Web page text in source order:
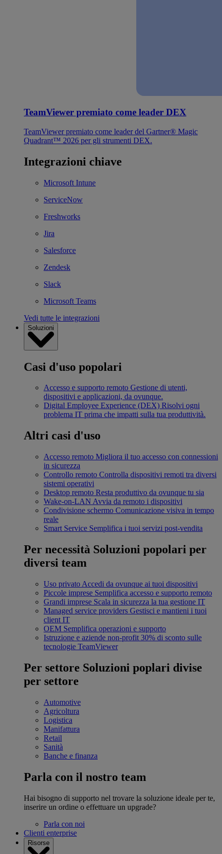
TeamViewer premiato come leader DEX
TeamViewer premiato come leader del Gartner® Magic
Quadrant™ 2026 per gli strumenti DEX.
Integrazioni chiave
Microsoft Intune
ServiceNow
Freshworks
Jira
Salesforce
Zendesk
Slack
Microsoft Teams
Vedi tutte le integrazioni
Soluzioni
Casi d'uso popolari
Accesso e supporto remoto Gestione di utenti,
dispositivi e applicazioni, da ovunque.
Digital Employee Experience (DEX) Risolvi ogni
problema IT prima che impatti sulla tua produttività.
Altri casi d'uso
Accesso remoto Migliora il tuo accesso con connessioni
in sicurezza
Controllo remoto Controlla dispositivi remoti tra diversi
sistemi operativi
Desktop remoto Resta produttivo da ovunque tu sia
Wake-on-LAN Avvia da remoto i dispositivi
Condivisione schermo Comunicazione visiva in tempo
reale
Smart Service Semplifica i tuoi servizi post-vendita
Per necessità Soluzioni popolari per
diversi team
Uso privato Accedi da ovunque ai tuoi dispositivi
Piccole imprese Semplifica accesso e supporto remoto
Grandi imprese Scala in sicurezza la tua gestione IT
Managed service providers Gestisci e mantieni i tuoi
client IT
OEM Semplifica operazioni e supporto
Istruzione e aziende non-profit 30% di sconto sulle
tecnologie TeamViewer
Per settore Soluzioni poplari divise
per settore
Automotive
Agricoltura
Logistica
Manifattura
Retail
Sanità
Banche e finanza
Parla con il nostro team
Hai bisogno di supporto nel trovare la soluzione ideale per te,
inserire un ordine o effettuare un upgrade?
Parla con noi
Clienti enterprise
Risorse